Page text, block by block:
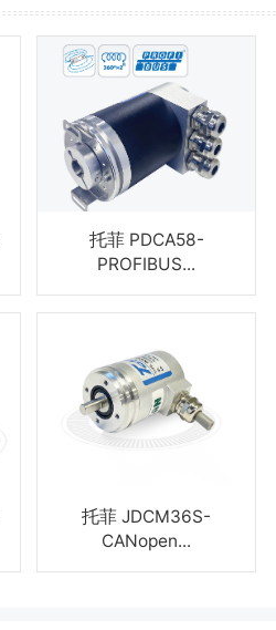
托菲 PDCA58-
PROFIBUS...
托菲 JDCM36S-
CANopen...